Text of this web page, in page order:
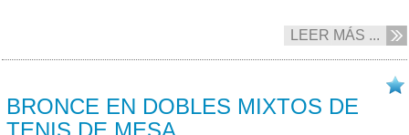
LEER MÁS ...
BRONCE EN DOBLES MIXTOS DE
TENIS DE MESA